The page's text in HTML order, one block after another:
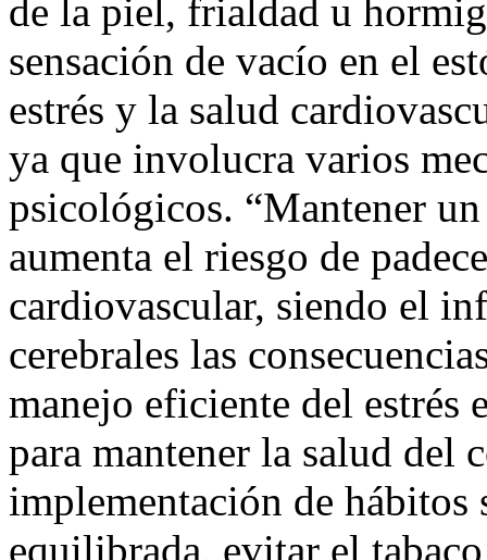
de la piel, frialdad u
sensación de vacío en el
estrés y la salud
ya que involucra varios
psicológicos. “Mantener
aumenta el riesgo de
cardiovascular, siendo el
cerebrales las
manejo eficiente del estrés
para mantener la salud del
implementación de hábitos
equilibrada, evitar el